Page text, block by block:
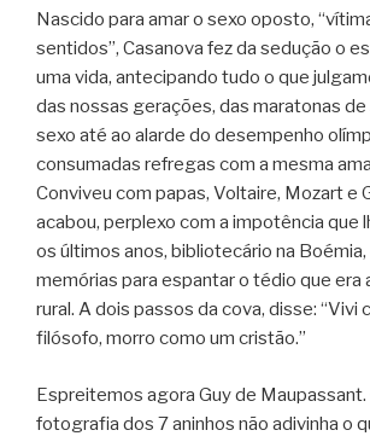
Nascido para amar o sexo oposto,
sentidos”, Casanova fez da sedução o
uma vida, antecipando tudo o que
das nossas gerações, das maratonas
sexo até ao alarde do desempenho
consumadas refregas com a mesma
Conviveu com papas, Voltaire, Mozart e
acabou, perplexo com a impotência que
os últimos anos, bibliotecário na
memórias para espantar o tédio que era
rural. A dois passos da cova, disse: “Vivi
filósofo, morro como um cristão.”
Espreitemos agora Guy de Maupassant.
fotografia dos 7 aninhos não adivinha o